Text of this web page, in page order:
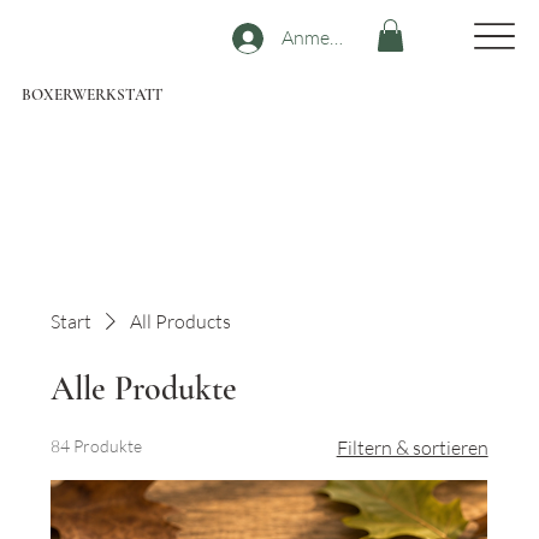
BOXERWERKSTATT
Anmelden
Start All Products
Alle Produkte
84 Produkte Filtern & sortieren